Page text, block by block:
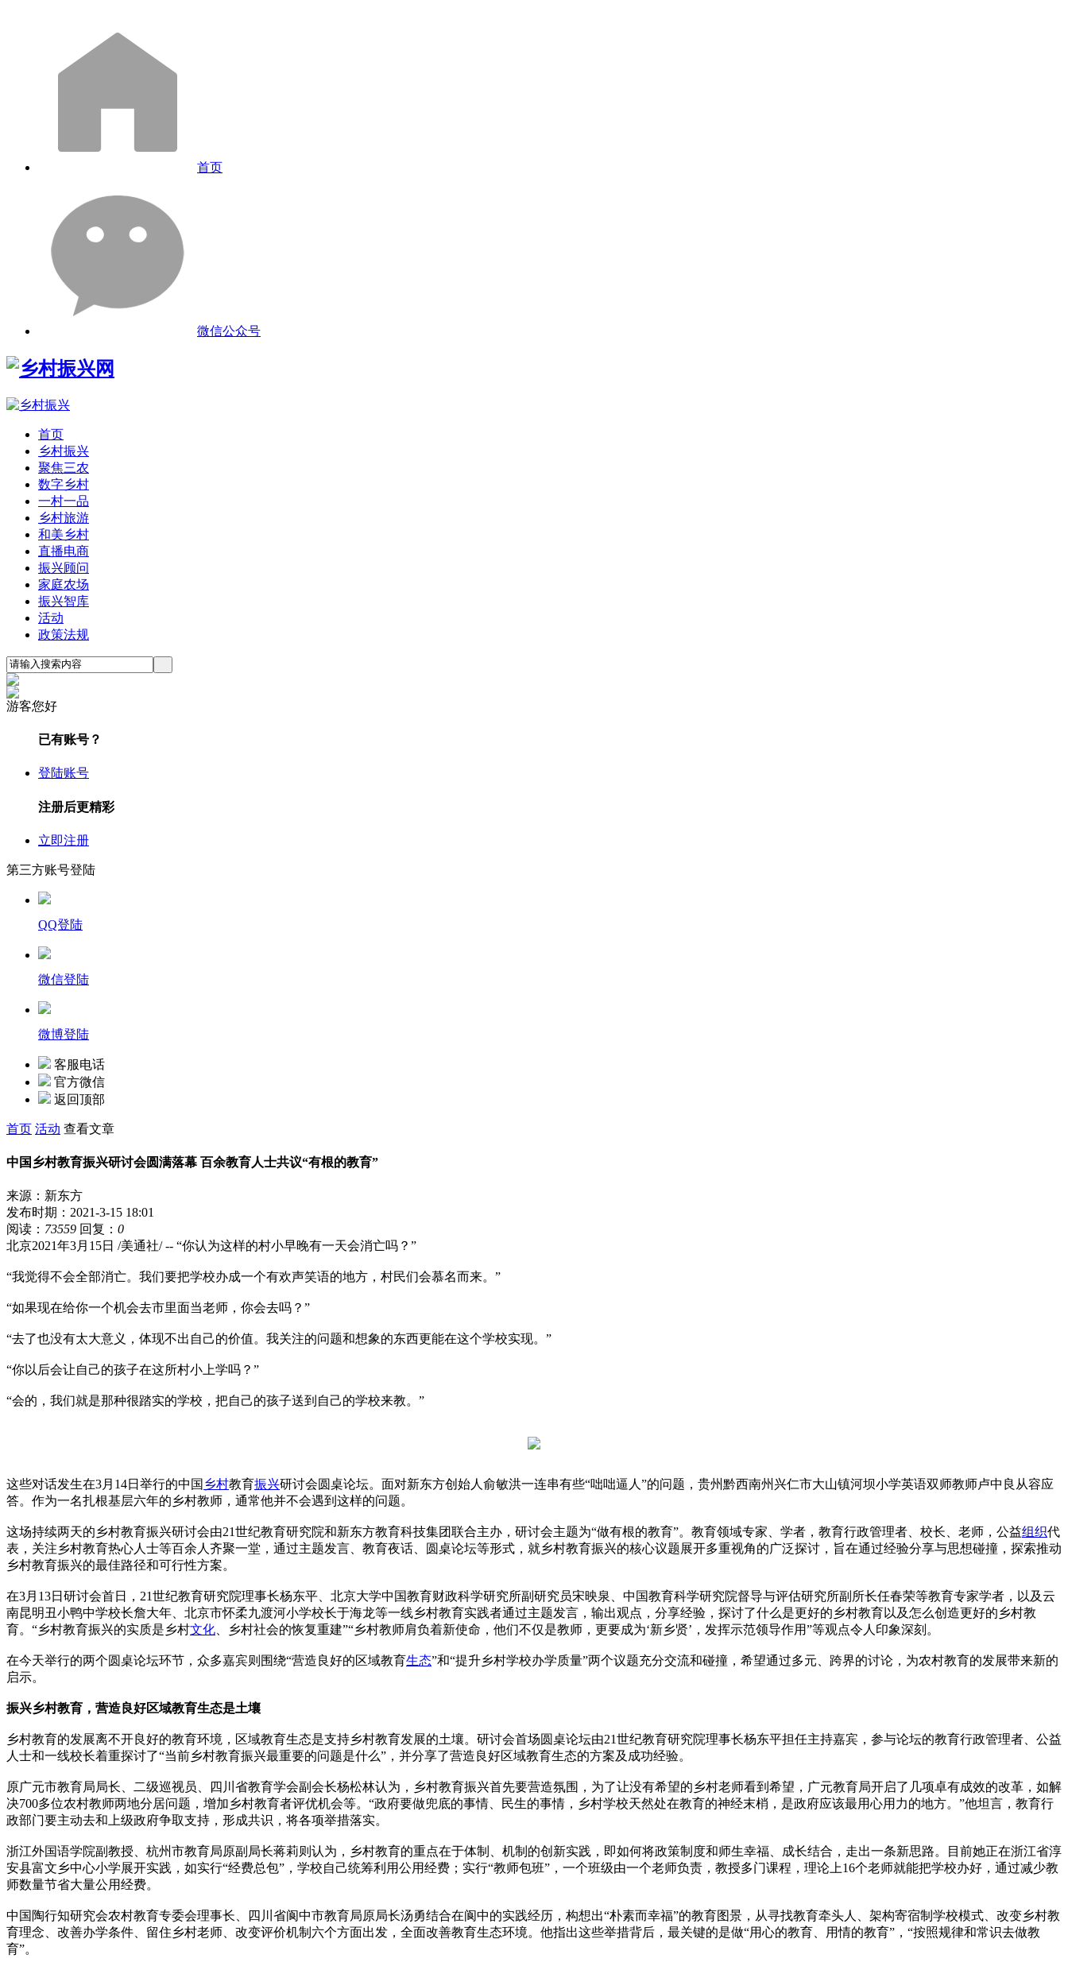
首页
微信公众号
首页
乡村振兴
聚焦三农
数字乡村
一村一品
乡村旅游
和美乡村
直播电商
振兴顾问
家庭农场
振兴智库
活动
政策法规
游客您好
已有账号？
登陆账号
注册后更精彩
立即注册
第三方账号登陆
QQ登陆
微信登陆
微博登陆
客服电话
官方微信
返回顶部
首页 活动 查看文章
中国乡村教育振兴研讨会圆满落幕 百余教育人士共议“有根的教育”
来源：新东方
发布时期：2021-3-15 18:01
阅读： 73559 回复： 0
北京2021年3月15日 /美通社/ -- “你认为这样的村小早晚有一天会消亡吗？”
“我觉得不会全部消亡。我们要把学校办成一个有欢声笑语的地方，村民们会慕名而来。”
“如果现在给你一个机会去市里面当老师，你会去吗？”
“去了也没有太大意义，体现不出自己的价值。我关注的问题和想象的东西更能在这个学校实现。”
“你以后会让自己的孩子在这所村小上学吗？”
“会的，我们就是那种很踏实的学校，把自己的孩子送到自己的学校来教。”
这些对话发生在3月14日举行的中国 乡村教育振兴研讨会圆桌论坛。面对新东方创始人俞敏洪一连串有些“咄咄逼人”的问题，贵州黔西南州兴仁市大山镇河坝小学英语双师教师卢中良从容应
答。作为一名扎根基层六年的乡村教师，通常他并不会遇到这样的问题。
这场持续两天的乡村教育振兴研讨会由21世纪教育研究院和新东方教育科技集团联合主办，研讨会主题为“做有根的教育”。教育领域专家、学者，教育行政管理者、校长、老师，公益组织代
表，关注乡村教育热心人士等百余人齐聚一堂，通过主题发言、教育夜话、圆桌论坛等形式，就乡村教育振兴的核心议题展开多重视角的广泛探讨，旨在通过经验分享与思想碰撞，探索推动
乡村教育振兴的最佳路径和可行性方案。
在3月13日研讨会首日，21世纪教育研究院理事长杨东平、北京大学中国教育财政科学研究所副研究员宋映泉、中国教育科学研究院督导与评估研究所副所长任春荣等教育专家学者，以及云
南昆明丑小鸭中学校长詹大年、北京市怀柔九渡河小学校长于海龙等一线乡村教育实践者通过主题发言，输出观点，分享经验，探讨了什么是更好的乡村教育以及怎么创造更好的乡村教
育。“乡村教育振兴的实质是乡村文化、乡村社会的恢复重建”“乡村教师肩负着新使命，他们不仅是教师，更要成为‘新乡贤’，发挥示范领导作用”等观点令人印象深刻。
在今天举行的两个圆桌论坛环节，众多嘉宾则围绕“营造良好的区域教育生态”和“提升乡村学校办学质量”两个议题充分交流和碰撞，希望通过多元、跨界的讨论，为农村教育的发展带来新的
启示。
振兴乡村教育，营造良好区域教育生态是土壤
乡村教育的发展离不开良好的教育环境，区域教育生态是支持乡村教育发展的土壤。研讨会首场圆桌论坛由21世纪教育研究院理事长杨东平担任主持嘉宾，参与论坛的教育行政管理者、公益
人士和一线校长着重探讨了“当前乡村教育振兴最重要的问题是什么”，并分享了营造良好区域教育生态的方案及成功经验。
原广元市教育局局长、二级巡视员、四川省教育学会副会长杨松林认为，乡村教育振兴首先要营造氛围，为了让没有希望的乡村老师看到希望，广元教育局开启了几项卓有成效的改革，如解
决700多位农村教师两地分居问题，增加乡村教育者评优机会等。“政府要做兜底的事情、民生的事情，乡村学校天然处在教育的神经末梢，是政府应该最用心用力的地方。”他坦言，教育行
政部门要主动去和上级政府争取支持，形成共识，将各项举措落实。
浙江外国语学院副教授、杭州市教育局原副局长蒋莉则认为，乡村教育的重点在于体制、机制的创新实践，即如何将政策制度和师生幸福、成长结合，走出一条新思路。目前她正在浙江省淳
安县富文乡中心小学展开实践，如实行“经费总包”，学校自己统筹利用公用经费；实行“教师包班”，一个班级由一个老师负责，教授多门课程，理论上16个老师就能把学校办好，通过减少教
师数量节省大量公用经费。
中国陶行知研究会农村教育专委会理事长、四川省阆中市教育局原局长汤勇结合在阆中的实践经历，构想出“朴素而幸福”的教育图景，从寻找教育牵头人、架构寄宿制学校模式、改变乡村教
育理念、改善办学条件、留住乡村老师、改变评价机制六个方面出发，全面改善教育生态环境。他指出这些举措背后，最关键的是做“用心的教育、用情的教育”，“按照规律和常识去做教
育”。